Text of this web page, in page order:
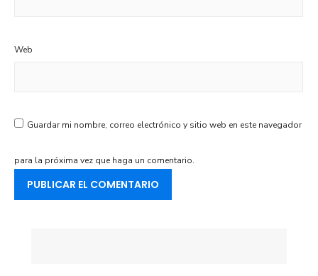
Web
Guardar mi nombre, correo electrónico y sitio web en este navegador
para la próxima vez que haga un comentario.